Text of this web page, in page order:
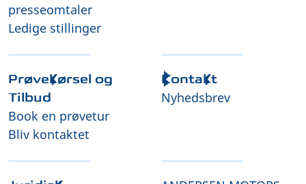
presseomtaler
Ledige stillinger
Prøvekørsel og
Tilbud
Book en prøvetur
Bliv kontaktet
Kontakt
Nyhedsbrev